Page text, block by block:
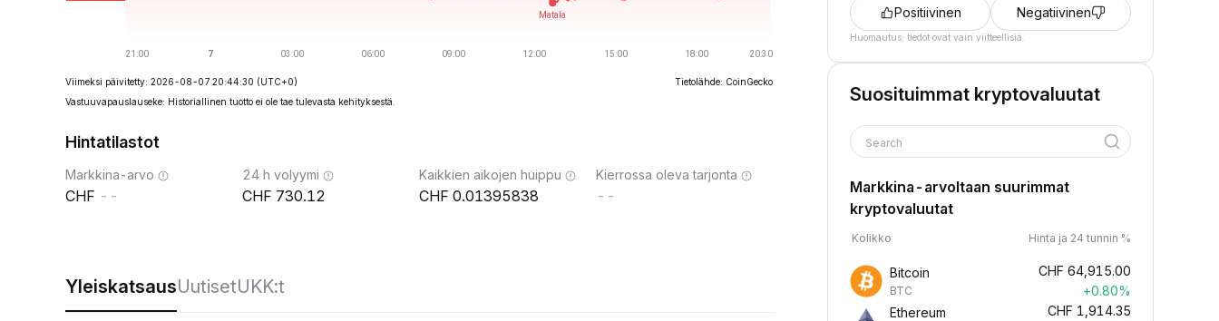
Viimeksi päivitetty: 2026-08-07 20:44:30 (UTC+0)
Tietolähde: CoinGecko
Vastuuvapauslauseke: Historiallinen tuotto ei ole tae tulevasta kehityksestä.
Hintatilastot
Markkina-arvo
--
24 h volyymi
730.12
Kaikkien aikojen huippu
0.01395838
Kierrossa oleva tarjonta
--
YleiskatsausUutisetUKK:t
Positiivinen Negatiivinen
Huomautus: tiedot ovat vain viitteellisiä.
Suosituimmat kryptovaluutat
Search
Markkina-arvoltaan suurimmat
kryptovaluutat
Kolikko Hinta ja 24 tunnin %
Bitcoin
BTC
CHF 64,915.00
+0.80%
Ethereum
CHF 1,914.35